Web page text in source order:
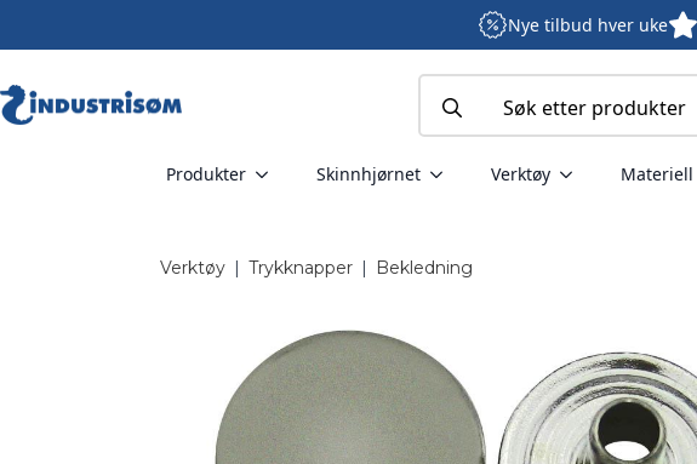
Nye tilbud hver uke
for:
Produkter Skinnhjørnet Verktøy Materiell
Verktøy | Trykknapper | Bekledning